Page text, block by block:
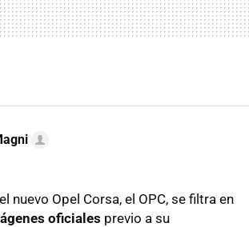
nuevo Opel Corsa, el OPC, se filtra en
oficiales previo a su